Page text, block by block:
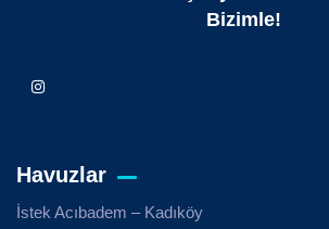
Bizimle!
Havuzlar
İstek Acıbadem – Kadıköy